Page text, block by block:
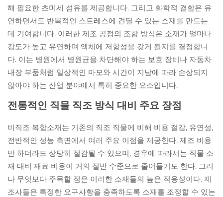
해 필요한 초미세 섬유를 제공합니다. 그리고 화학적 결합은 유
연하면서도 반복적인 스트레스에 견딜 수 있는 소재를 만드는
데 기여합니다. 이러한 제조 공정의 조합 방식은 소재가 얼마나
강도가 높고 유연하며 액체에 저항성을 갖게 될지를 결정합니
다. 이는 병원에서 병원균을 차단해야 하는 보호 장비나 자동차
내장 부품처럼 일상적인 마모와 시간이 지남에 따라 손상되지
않아야 하는 산업 분야에서 특히 중요한 요소입니다.
전통적인 직물 직조 방식 대비 주요 장점
비직조 복합소재는 기존의 직조 직물에 비해 비용 절감, 유연성,
전반적인 성능 측면에서 여러 주요 이점을 제공한다. 제조 비용
만 하더라도 상당히 절감될 수 있으며, 경우에 따라서는 직물 소
재 대비 재료 비용이 거의 절반 수준으로 줄어들기도 한다. 그러
나 무엇보다 주목할 점은 이러한 소재들의 높은 적응성이다. 제
조사들은 특정한 요구사항을 충족하도록 소재를 조정할 수 있는